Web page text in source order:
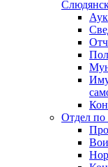
Отдел по